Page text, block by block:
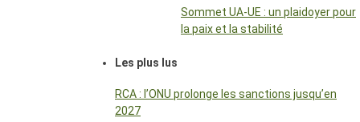
Sommet UA-UE : un plaidoyer pour
la paix et la stabilité
Les plus lus
RCA : l’ONU prolonge les sanctions jusqu’en
2027